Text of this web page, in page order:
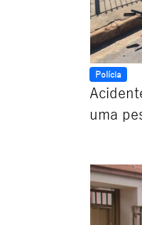
Polícia
uma